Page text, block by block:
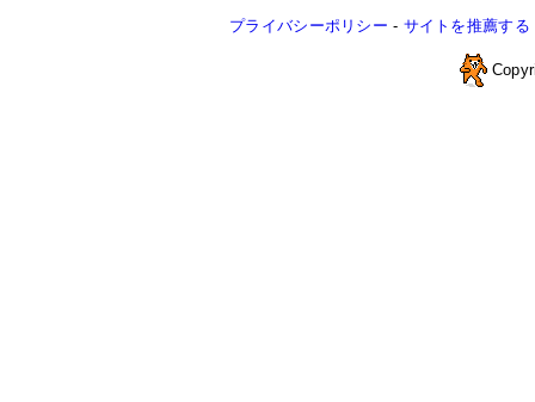
プライバシーポリシー - サイトを推薦する